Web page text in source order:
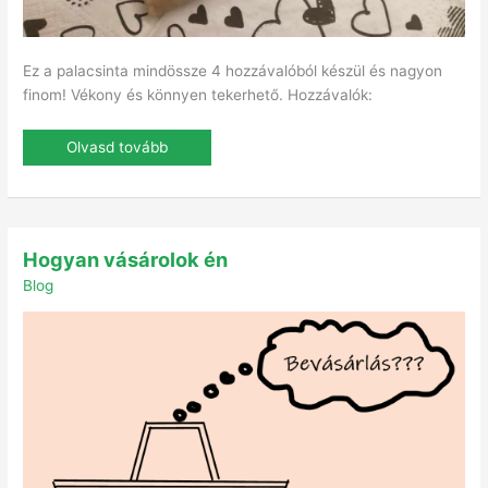
Ez a palacsinta mindössze 4 hozzávalóból készül és nagyon
finom! Vékony és könnyen tekerhető. Hozzávalók:
Olvasd tovább
Hogyan vásárolok én
Blog
Hogyan
vásárolok